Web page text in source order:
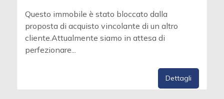
Questo immobile è stato bloccato dalla
proposta di acquisto vincolante di un altro
cliente.Attualmente siamo in attesa di
perfezionare...
Dettagli